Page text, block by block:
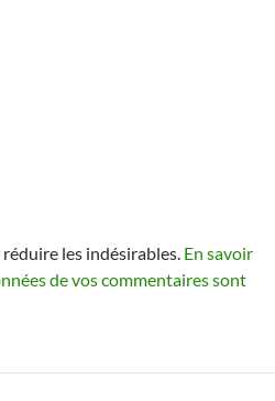
les indésirables. En savoir
de vos commentaires sont